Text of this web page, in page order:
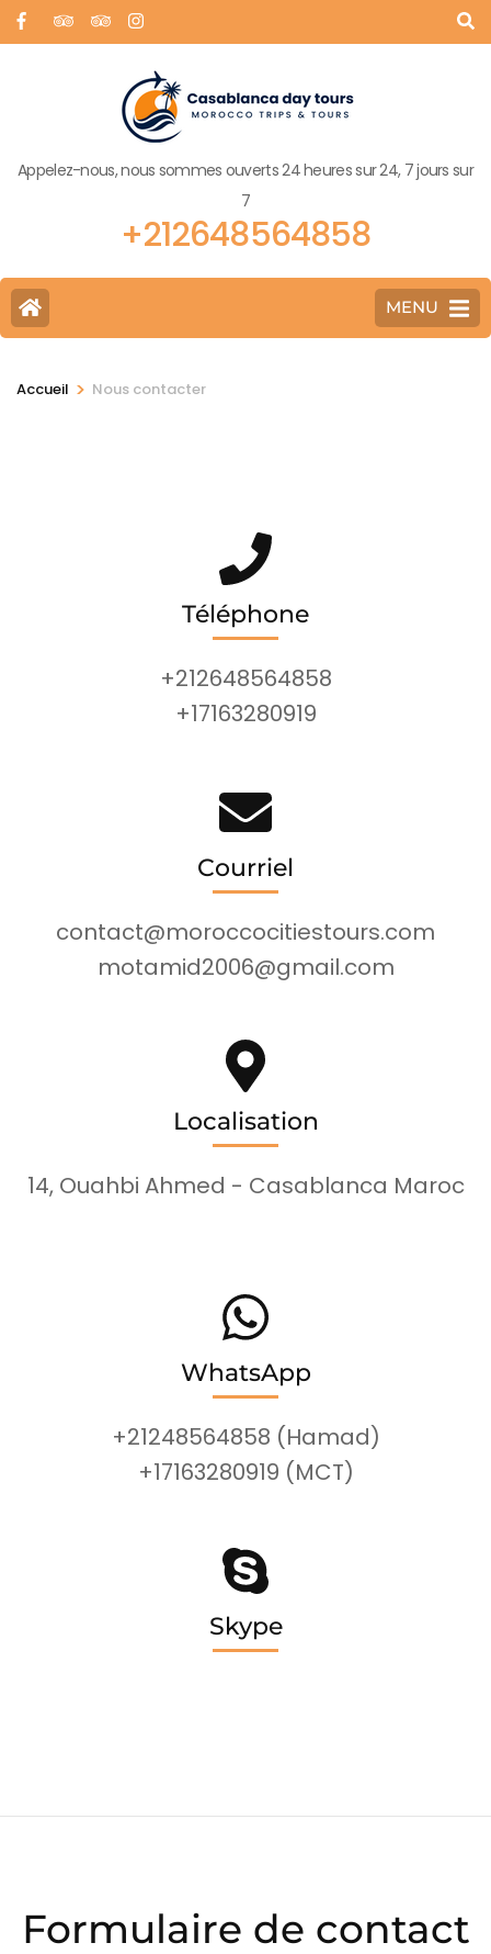
Appelez-nous, nous sommes ouverts 24 heures sur 24, 7 jours sur
7
+212648564858
MENU
Accueil > Nous contacter
Téléphone
+212648564858
+17163280919
Courriel
contact@moroccocitiestours.com
motamid2006@gmail.com
Localisation
14, Ouahbi Ahmed - Casablanca Maroc
WhatsApp
+21248564858 (Hamad)
+17163280919 (MCT)
Skype
Formulaire de contact